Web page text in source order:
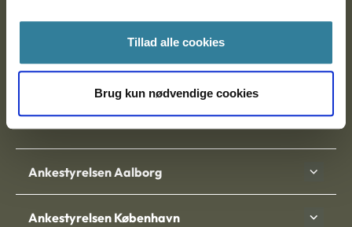
Tillad alle cookies
Brug kun nødvendige cookies
Ankestyrelsen
Nytorv 7, 2. sal
9000 Aalborg
Ankestyrelsen Aalborg
Ankestyrelsen København